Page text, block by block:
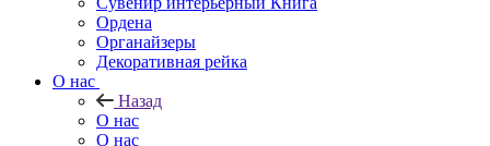
Ордена
Органайзеры
Декоративная рейка
О нас
Назад
О нас
О нас